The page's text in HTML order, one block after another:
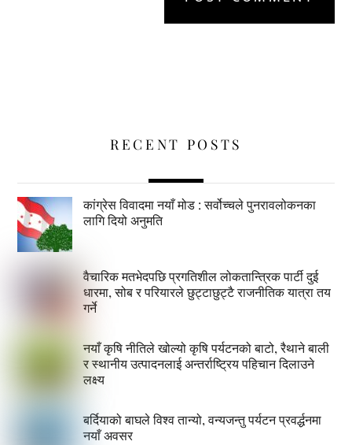
RECENT POSTS
कांग्रेस विवादमा नयाँ मोड : सर्वोच्चले पुनरावलोकनका
लागि दियो अनुमति
वैचारिक मतभेदपछि प्रगतिशील लोकतान्त्रिक पार्टी दुई
धारमा, सोब र परियारले छुट्टाछुट्टै राजनीतिक यात्रा तय
गर्ने
नयाँ कृषि नीतिले खोल्यो कृषि पर्यटनको बाटो, रैथाने बाली
र स्थानीय उत्पादनलाई अन्तर्राष्ट्रिय पहिचान दिलाउने
लक्ष्य
बर्दियाको बाघले विश्व तान्यो, वन्यजन्तु पर्यटन प्रवर्द्धनमा
नयाँ अवसर